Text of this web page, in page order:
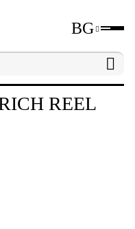
BG
Измервателни
REEL